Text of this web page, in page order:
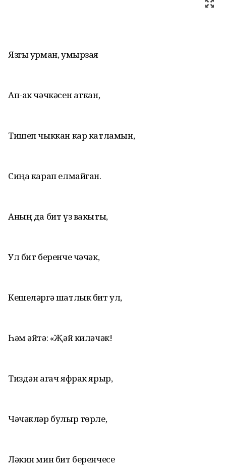
Язгы урман, умырзая
Ап-ак чәчкәсен аткан,
Тишеп чыккан кар катламын,
Сиңа карап елмайган.
Аның да бит үз вакыты,
Ул бит беренче чәчәк,
Кешеләргә шатлык бит ул,
Һәм әйтә: «Җәй киләчәк!
Тиздән агач яфрак ярыр,
Чәчәкләр булыр төрле,
Ләкин мин бит беренчесе